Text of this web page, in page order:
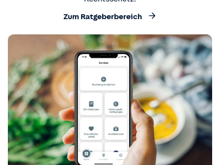
Zum Ratgeberbereich